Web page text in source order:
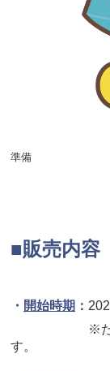
※デザ
準備
■販売内容
・ 開始時期 ：
※ただし状
す。